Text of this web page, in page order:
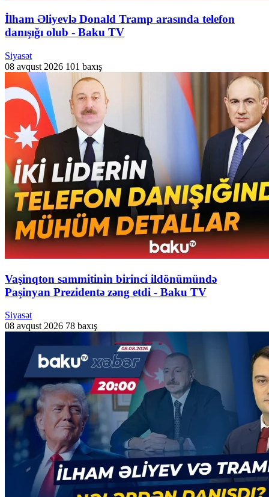
İlham Əliyevlə Donald Tramp arasında telefon
danışığı olub - Baku TV
Siyasət
08 avqust 2026 101 baxış
Vaşinqton sammitinin birinci ildönümündə
Paşinyan Prezidentə zəng etdi - Baku TV
Siyasət
08 avqust 2026 78 baxış